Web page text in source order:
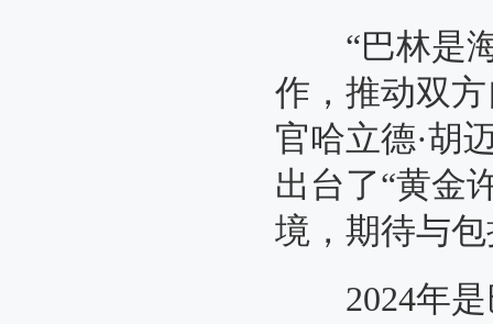
“巴林是海
作，推动双
官哈立德·胡迈
出台了“黄金
境，期待与包
2024年是巴